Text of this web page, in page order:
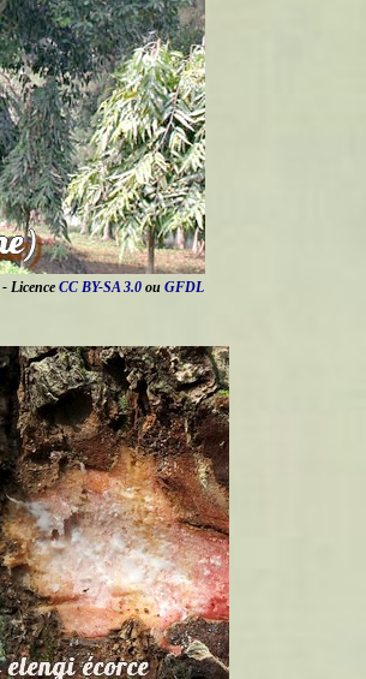
- Licence CC BY-SA 3.0 ou GFDL